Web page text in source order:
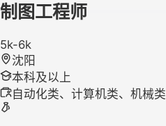
制图工程师
5k-6k
沈阳
本科及以上
自动化类、计算机类、机械类